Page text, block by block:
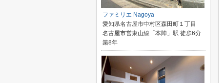
ファミリエ Nagoya
愛知県名古屋市中村区森田町１丁目
名古屋市営東山線「本陣」駅 徒歩6分
築8年